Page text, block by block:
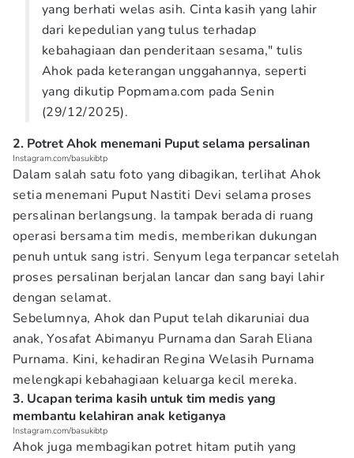
yang berhati welas asih. Cinta kasih yang lahir
dari kepedulian yang tulus terhadap
kebahagiaan dan penderitaan sesama," tulis
Ahok pada keterangan unggahannya, seperti
yang dikutip Popmama.com pada Senin
(29/12/2025).
2. Potret Ahok menemani Puput selama persalinan
Instagram.com/basukibtp
Dalam salah satu foto yang dibagikan, terlihat Ahok
setia menemani Puput Nastiti Devi selama proses
persalinan berlangsung. Ia tampak berada di ruang
operasi bersama tim medis, memberikan dukungan
penuh untuk sang istri. Senyum lega terpancar setelah
proses persalinan berjalan lancar dan sang bayi lahir
dengan selamat.
Sebelumnya, Ahok dan Puput telah dikaruniai dua
anak, Yosafat Abimanyu Purnama dan Sarah Eliana
Purnama. Kini, kehadiran Regina Welasih Purnama
melengkapi kebahagiaan keluarga kecil mereka.
3. Ucapan terima kasih untuk tim medis yang
membantu kelahiran anak ketiganya
Instagram.com/basukibtp
Ahok juga membagikan potret hitam putih yang